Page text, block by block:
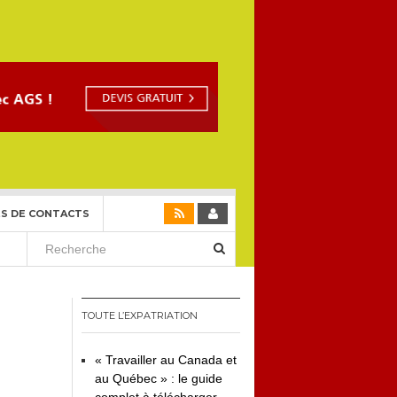
DE CONTACTS
TOUTE L’EXPATRIATION
« Travailler au Canada et
au Québec » : le guide